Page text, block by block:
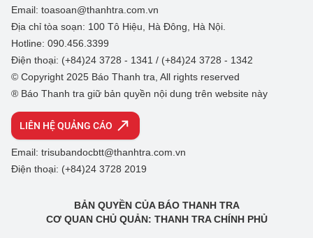
Email: toasoan@thanhtra.com.vn
Địa chỉ tòa soạn: 100 Tô Hiệu, Hà Đông, Hà Nội.
Hotline: 090.456.3399
Điện thoại: (+84)24 3728 - 1341 / (+84)24 3728 - 1342
© Copyright 2025 Báo Thanh tra, All rights reserved
® Báo Thanh tra giữ bản quyền nội dung trên website này
LIÊN HỆ QUẢNG CÁO
Email: trisubandocbtt@thanhtra.com.vn
Điện thoại: (+84)24 3728 2019
BẢN QUYỀN CỦA BÁO THANH TRA
CƠ QUAN CHỦ QUẢN: THANH TRA CHÍNH PHỦ